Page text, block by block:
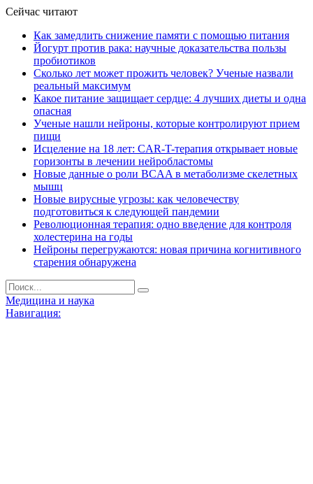
Сейчас читают
Как замедлить снижение памяти с помощью питания
Йогурт против рака: научные доказательства пользы
пробиотиков
Сколько лет может прожить человек? Ученые назвали
реальный максимум
Какое питание защищает сердце: 4 лучших диеты и одна
опасная
Ученые нашли нейроны, которые контролируют прием
пищи
Исцеление на 18 лет: CAR-T-терапия открывает новые
горизонты в лечении нейробластомы
Новые данные о роли BCAA в метаболизме скелетных
мышц
Новые вирусные угрозы: как человечеству
подготовиться к следующей пандемии
Революционная терапия: одно введение для контроля
холестерина на годы
Нейроны перегружаются: новая причина когнитивного
старения обнаружена
Медицина и наука
Навигация: